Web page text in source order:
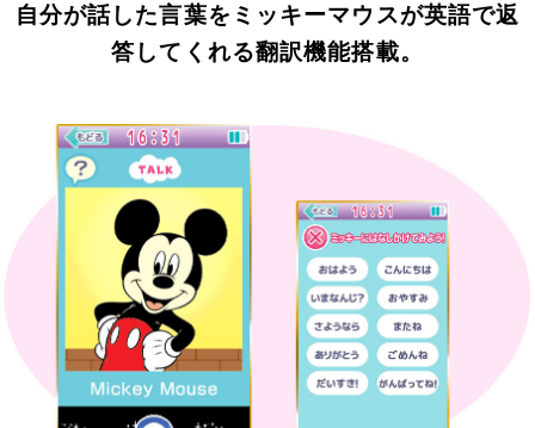
自分が話した言葉をミッキーマウスが英語で返
答してくれる翻訳機能搭載。